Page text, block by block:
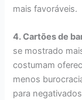
mais favoráveis.
4. Cartões de
se mostrado
costumam
menos
para